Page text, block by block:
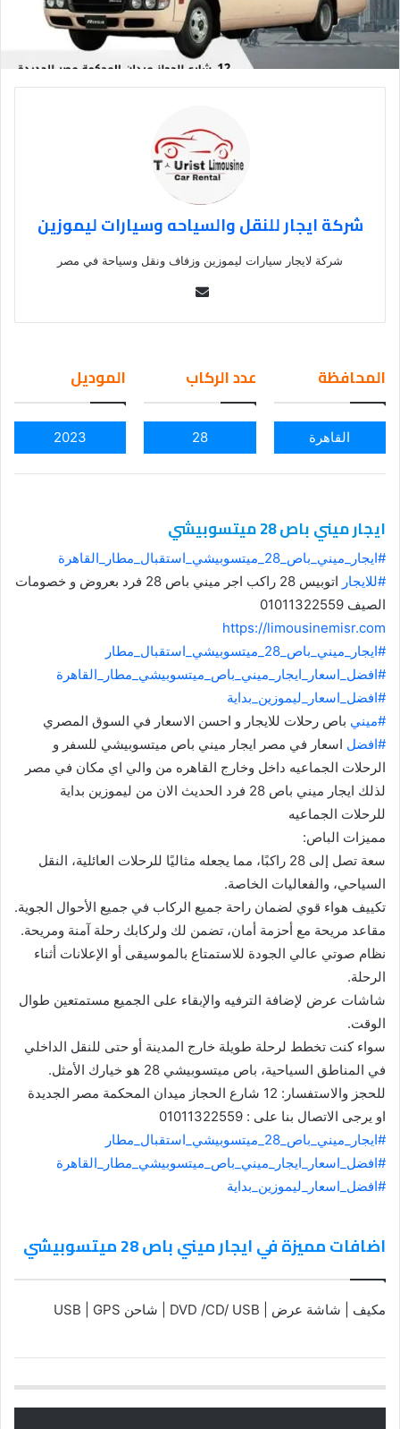
شركة ايجار للنقل والسياحه وسيارات ليموزين
شركة لايجار سيارات ليموزين وزفاف ونقل وسياحة في مصر
ail
المحافظة
القاهرة
عدد الركاب
28
الموديل
2023
ايجار ميني باص 28 ميتسوبيشي
#ايجار_ميني_باص_28_ميتسوبيشي_استقبال_مطار_القاهرة
#للايجار
اتوبيس 28 راكب اجر ميني باص 28 فرد بعروض و خصومات
الصيف 01011322559
https://limousinemisr.com
#ايجار_ميني_باص_28_ميتسوبيشي_استقبال_مطار
#افضل_اسعار_ايجار_ميني_باص_ميتسوبيشي_مطار_القاهرة
#افضل_اسعار_ليموزين_بداية
#ميني باص رحلات للايجار و احسن الاسعار في السوق المصري
#افضل اسعار في مصر ايجار ميني باص ميتسوبيشي للسفر و
الرحلات الجماعيه داخل وخارج القاهره من والي اي مكان في مصر
لذلك ايجار ميني باص 28 فرد الحديث الان من ليموزين بداية
للرحلات الجماعيه
مميزات الباص:
سعة تصل إلى 28 راكبًا، مما يجعله مثاليًا للرحلات العائلية، النقل
السياحي، والفعاليات الخاصة.
تكييف هواء قوي لضمان راحة جميع الركاب في جميع الأحوال الجوية.
مقاعد مريحة مع أحزمة أمان، تضمن لك ولركابك رحلة آمنة ومريحة.
نظام صوتي عالي الجودة للاستمتاع بالموسيقى أو الإعلانات أثناء
الرحلة.
شاشات عرض لإضافة الترفيه والإبقاء على الجميع مستمتعين طوال
الوقت.
سواء كنت تخطط لرحلة طويلة خارج المدينة أو حتى للنقل الداخلي
في المناطق السياحية، باص ميتسوبيشي 28 هو خيارك الأمثل.
للحجز والاستفسار: 12 شارع الحجاز ميدان المحكمة مصر الجديدة
او يرجى الاتصال بنا على : 01011322559
#ايجار_ميني_باص_28_ميتسوبيشي_استقبال_مطار
#افضل_اسعار_ايجار_ميني_باص_ميتسوبيشي_مطار_القاهرة
#افضل_اسعار_ليموزين_بداية
اضافات مميزة في ايجار ميني باص 28 ميتسوبيشي
مكيف | شاشة عرض | DVD /CD/ USB | شاحن USB | GPS